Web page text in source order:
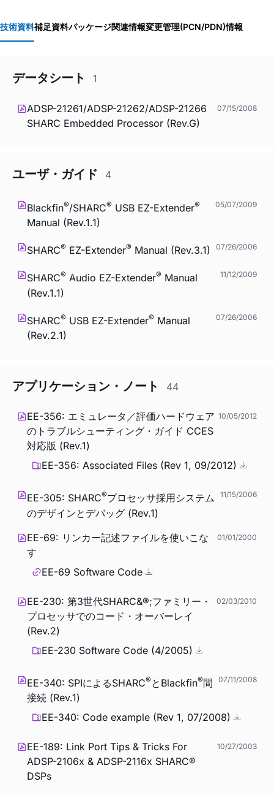
技術資料補足資料パッケージ関連情報変更管理(PCN/PDN)情報
データシート 1
ADSP-21261/ADSP-21262/ADSP-21266
SHARC Embedded Processor (Rev.G)
07/15/2008
ユーザ・ガイド 4
Blackfin®/SHARC® USB EZ-Extender®
Manual (Rev.1.1)
05/07/2009
SHARC® EZ-Extender® Manual (Rev.3.1) 07/26/2006
SHARC® Audio EZ-Extender® Manual
(Rev.1.1)
11/12/2009
SHARC® USB EZ-Extender® Manual
(Rev.2.1)
07/26/2006
アプリケーション・ノート 44
EE-356: エミュレータ／評価ハードウェア
のトラブルシューティング・ガイド CCES
対応版 (Rev.1)
10/05/2012
EE-356: Associated Files (Rev 1, 09/2012)
EE-305: SHARC®プロセッサ採用システム
のデザインとデバッグ (Rev.1)
11/15/2006
EE-69: リンカー記述ファイルを使いこな
す
01/01/2000
EE-69 Software Code
EE-230: 第3世代SHARC&®;ファミリー・
プロセッサでのコード・オーバーレイ
(Rev.2)
02/03/2010
EE-230 Software Code (4/2005)
EE-340: SPIによるSHARC®とBlackfin®間
接続 (Rev.1)
07/11/2008
EE-340: Code example (Rev 1, 07/2008)
EE-189: Link Port Tips & Tricks For
ADSP-2106x & ADSP-2116x SHARC®
DSPs
10/27/2003